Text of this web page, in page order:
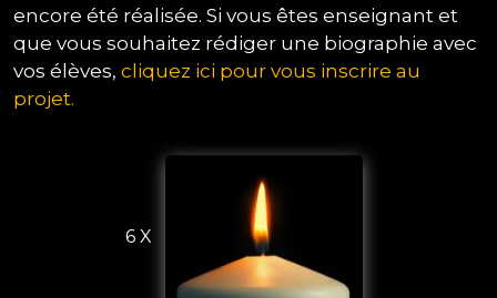
encore été réalisée. Si vous êtes enseignant et
que vous souhaitez rédiger une biographie avec
vos élèves, cliquez ici pour vous inscrire au
projet.
6 X